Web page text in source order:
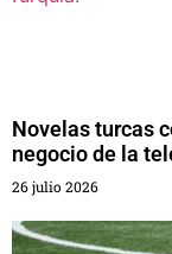
Novelas turcas
negocio de la
26 julio 2026